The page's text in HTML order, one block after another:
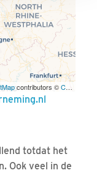
contributors ©CARTO
totdat het
Ook veel in de